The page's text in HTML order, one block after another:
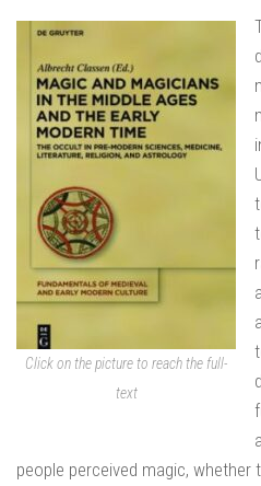
Click on the picture to reach the full-
text
people perceived magic,